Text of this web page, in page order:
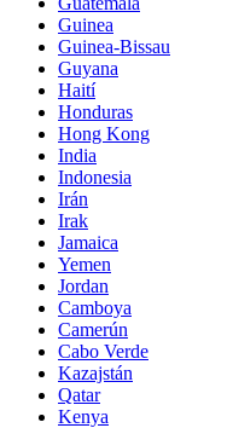
Guinea
Guinea-Bissau
Guyana
Haití
Honduras
Hong Kong
India
Indonesia
Irán
Irak
Jamaica
Yemen
Jordan
Camboya
Camerún
Cabo Verde
Kazajstán
Qatar
Kenya